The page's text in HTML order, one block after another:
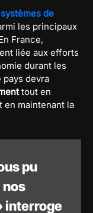
systèmes de
les principaux
France,
liée aux efforts
durant les
pays devra
tout en
en maintenant la
pu
nos
interroge